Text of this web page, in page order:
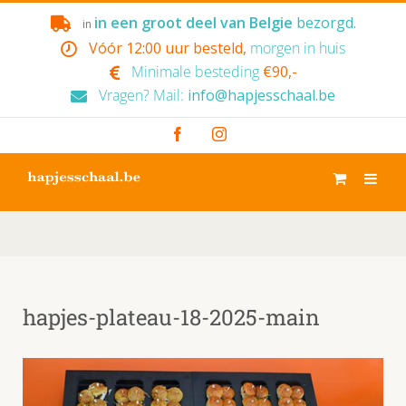
in in een groot deel van Belgie bezorgd.
Vóór 12:00 uur besteld, morgen in huis
Minimale besteding €90,-
Vragen? Mail: info@hapjesschaal.be
FacebookInstagram
hapjes-plateau-18-2025-main